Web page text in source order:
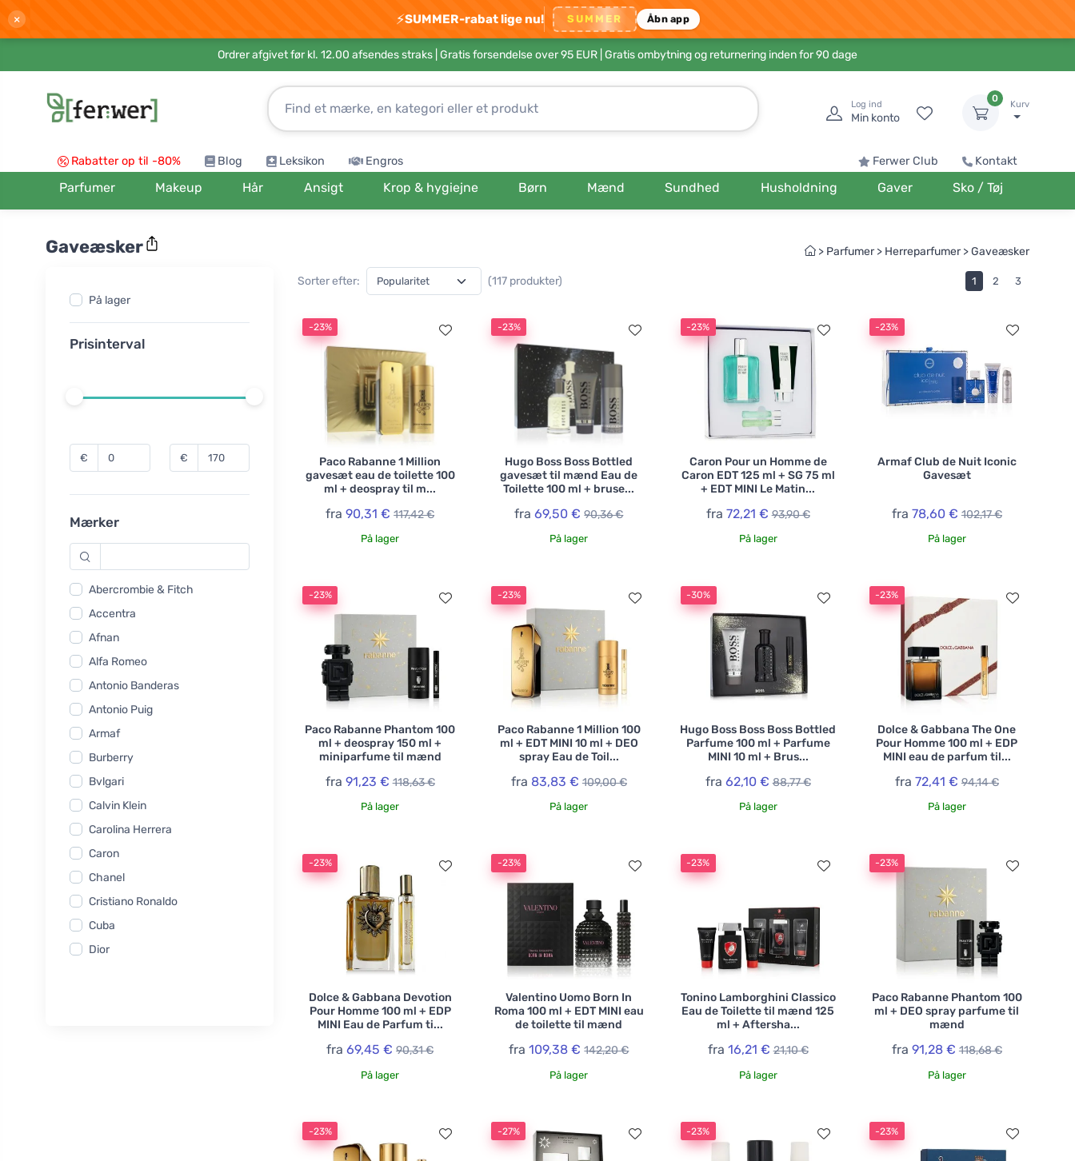
× ⚡SUMMER-rabat lige nu! SUMMER Åbn app
Ordrer afgivet før kl. 12.00 afsendes straks | Gratis forsendelse over 95 EUR | Gratis ombytning og returnering inden for 90 dage
Log ind
Min konto
0
Kurv
Rabatter op til -80% Blog Leksikon Engros Ferwer Club Kontakt
Parfumer Makeup Hår Ansigt Krop & hygiejne Børn Mænd Sundhed Husholdning Gaver Sko / Tøj
> Parfumer> Herreparfumer>Gaveæsker
Gaveæsker
På lager
Prisinterval
€ €
Mærker
Abercrombie & Fitch
Accentra
Afnan
Alfa Romeo
Antonio Banderas
Antonio Puig
Armaf
Burberry
Bvlgari
Calvin Klein
Carolina Herrera
Caron
Chanel
Cristiano Ronaldo
Cuba
Dior
Sorter efter: (117 produkter) 1 2 3
-23%
Paco Rabanne 1 Million
gavesæt eau de toilette 100
ml + deospray til m...
fra90,31 € 117,42 €
På lager
-23%
Hugo Boss Boss Bottled
gavesæt til mænd Eau de
Toilette 100 ml + bruse...
fra69,50 € 90,36 €
På lager
-23%
Caron Pour un Homme de
Caron EDT 125 ml + SG 75 ml
+ EDT MINI Le Matin...
fra 72,21 € 93,90 €
På lager
-23%
Armaf Club de Nuit Iconic
Gavesæt
fra 78,60 € 102,17 €
På lager
-23%
Paco Rabanne Phantom 100
ml + deospray 150 ml +
miniparfume til mænd
fra 91,23 € 118,63 €
På lager
-23%
Paco Rabanne 1 Million 100
ml + EDT MINI 10 ml + DEO
spray Eau de Toil...
fra 83,83 € 109,00 €
På lager
-30%
Hugo Boss Boss Boss Bottled
Parfume 100 ml + Parfume
MINI 10 ml + Brus...
fra 62,10 € 88,77 €
På lager
-23%
Dolce & Gabbana The One
Pour Homme 100 ml + EDP
MINI eau de parfum til...
fra 72,41 € 94,14 €
På lager
-23%
Dolce & Gabbana Devotion
Pour Homme 100 ml + EDP
MINI Eau de Parfum ti...
fra69,45 € 90,31 €
På lager
-23%
Valentino Uomo Born In
Roma 100 ml + EDT MINI eau
de toilette til mænd
fra109,38 € 142,20 €
På lager
-23%
Tonino Lamborghini Classico
Eau de Toilette til mænd 125
ml + Aftersha...
fra 16,21 € 21,10 €
På lager
-23%
Paco Rabanne Phantom 100
ml + DEO spray parfume til
mænd
fra 91,28 € 118,68 €
På lager
-23% -27% -23% -23%